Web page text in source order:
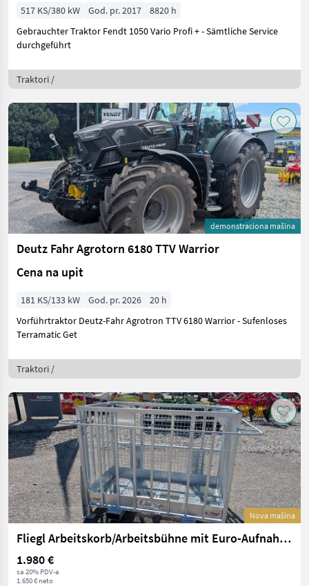
517 KS/380 kW God. pr. 2017
8820 h
Gebrauchter Traktor Fendt 1050 Vario Profi + - Sämtliche Service
durchgeführt
Traktori /
demonstraciona mašina
Deutz Fahr Agrotorn 6180 TTV Warrior
Cena na upit
181 KS/133 kW God. pr. 2026
20 h
Vorführtraktor Deutz-Fahr Agrotron TTV 6180 Warrior - Sufenloses
Terramatic Get
Traktori /
Nova mašina
Fliegl Arbeitskorb/Arbeitsbühne mit Euro-Aufnahme
1.980 €
sa 20% PDV-a
1.650 € neto